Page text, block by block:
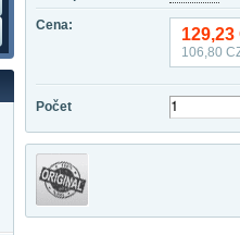
Cena:
129,23
106,80
Počet